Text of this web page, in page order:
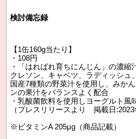
検討備忘録
【1缶160g当たり】
・108円
・「はればれ育ちにんじん」の濃縮
クレソン、キャベツ、ラディッシュ
国産7種類の野菜汁を使用し、みか
ンの果汁をバランスよく配合
・乳酸菌飲料を使用しヨーグルト風
（プレスリリースより 掲載日:2023
※ビタミンA 205μg（商品記載）